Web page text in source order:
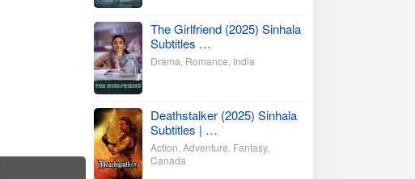
The Girlfriend (2025) Sinhala
Subtitles …
Drama Romance India
Deathstalker (2025) Sinhala
Subtitles | …
Action Adventure Fantasy,
Canada